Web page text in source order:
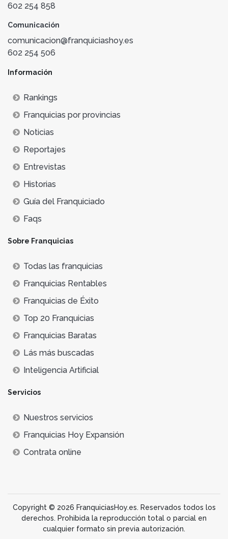
602 254 858
Comunicación
comunicacion@franquiciashoy.es
602 254 506
Información
Rankings
Franquicias por provincias
Noticias
Reportajes
Entrevistas
Historias
Guía del Franquiciado
Faqs
Sobre Franquicias
Todas las franquicias
Franquicias Rentables
Franquicias de Éxito
Top 20 Franquicias
Franquicias Baratas
Lás más buscadas
Inteligencia Artificial
Servicios
Nuestros servicios
Franquicias Hoy Expansión
Contrata online
Copyright © 2026 FranquiciasHoy.es. Reservados todos los
derechos. Prohibida la reproducción total o parcial en
cualquier formato sin previa autorización.